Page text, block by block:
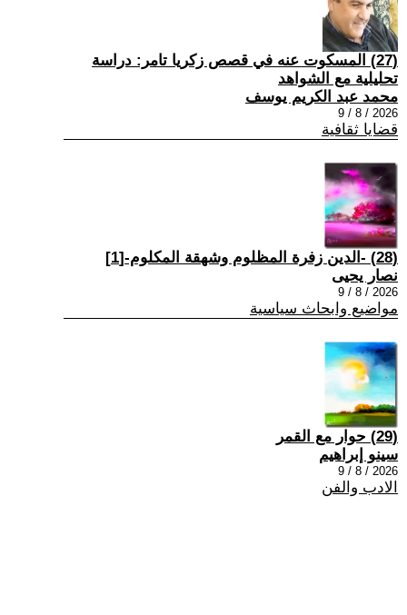
(27) المسكوت عنه في قصص زكريا تامر: دراسة
تحليلية مع الشواهد
محمد عبد الكريم يوسف
2026 / 8 / 9
قضايا ثقافية
(28) -الدين زفرة المظلوم وشهقة المكلوم-[1]
نصار يحيى
2026 / 8 / 9
مواضيع وابحاث سياسية
(29) حوار مع القمر
سينو إبراهيم
2026 / 8 / 9
الادب والفن